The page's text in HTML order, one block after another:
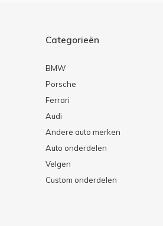
Categorieën
BMW
Porsche
Ferrari
Audi
Andere auto merken
Auto onderdelen
Velgen
Custom onderdelen